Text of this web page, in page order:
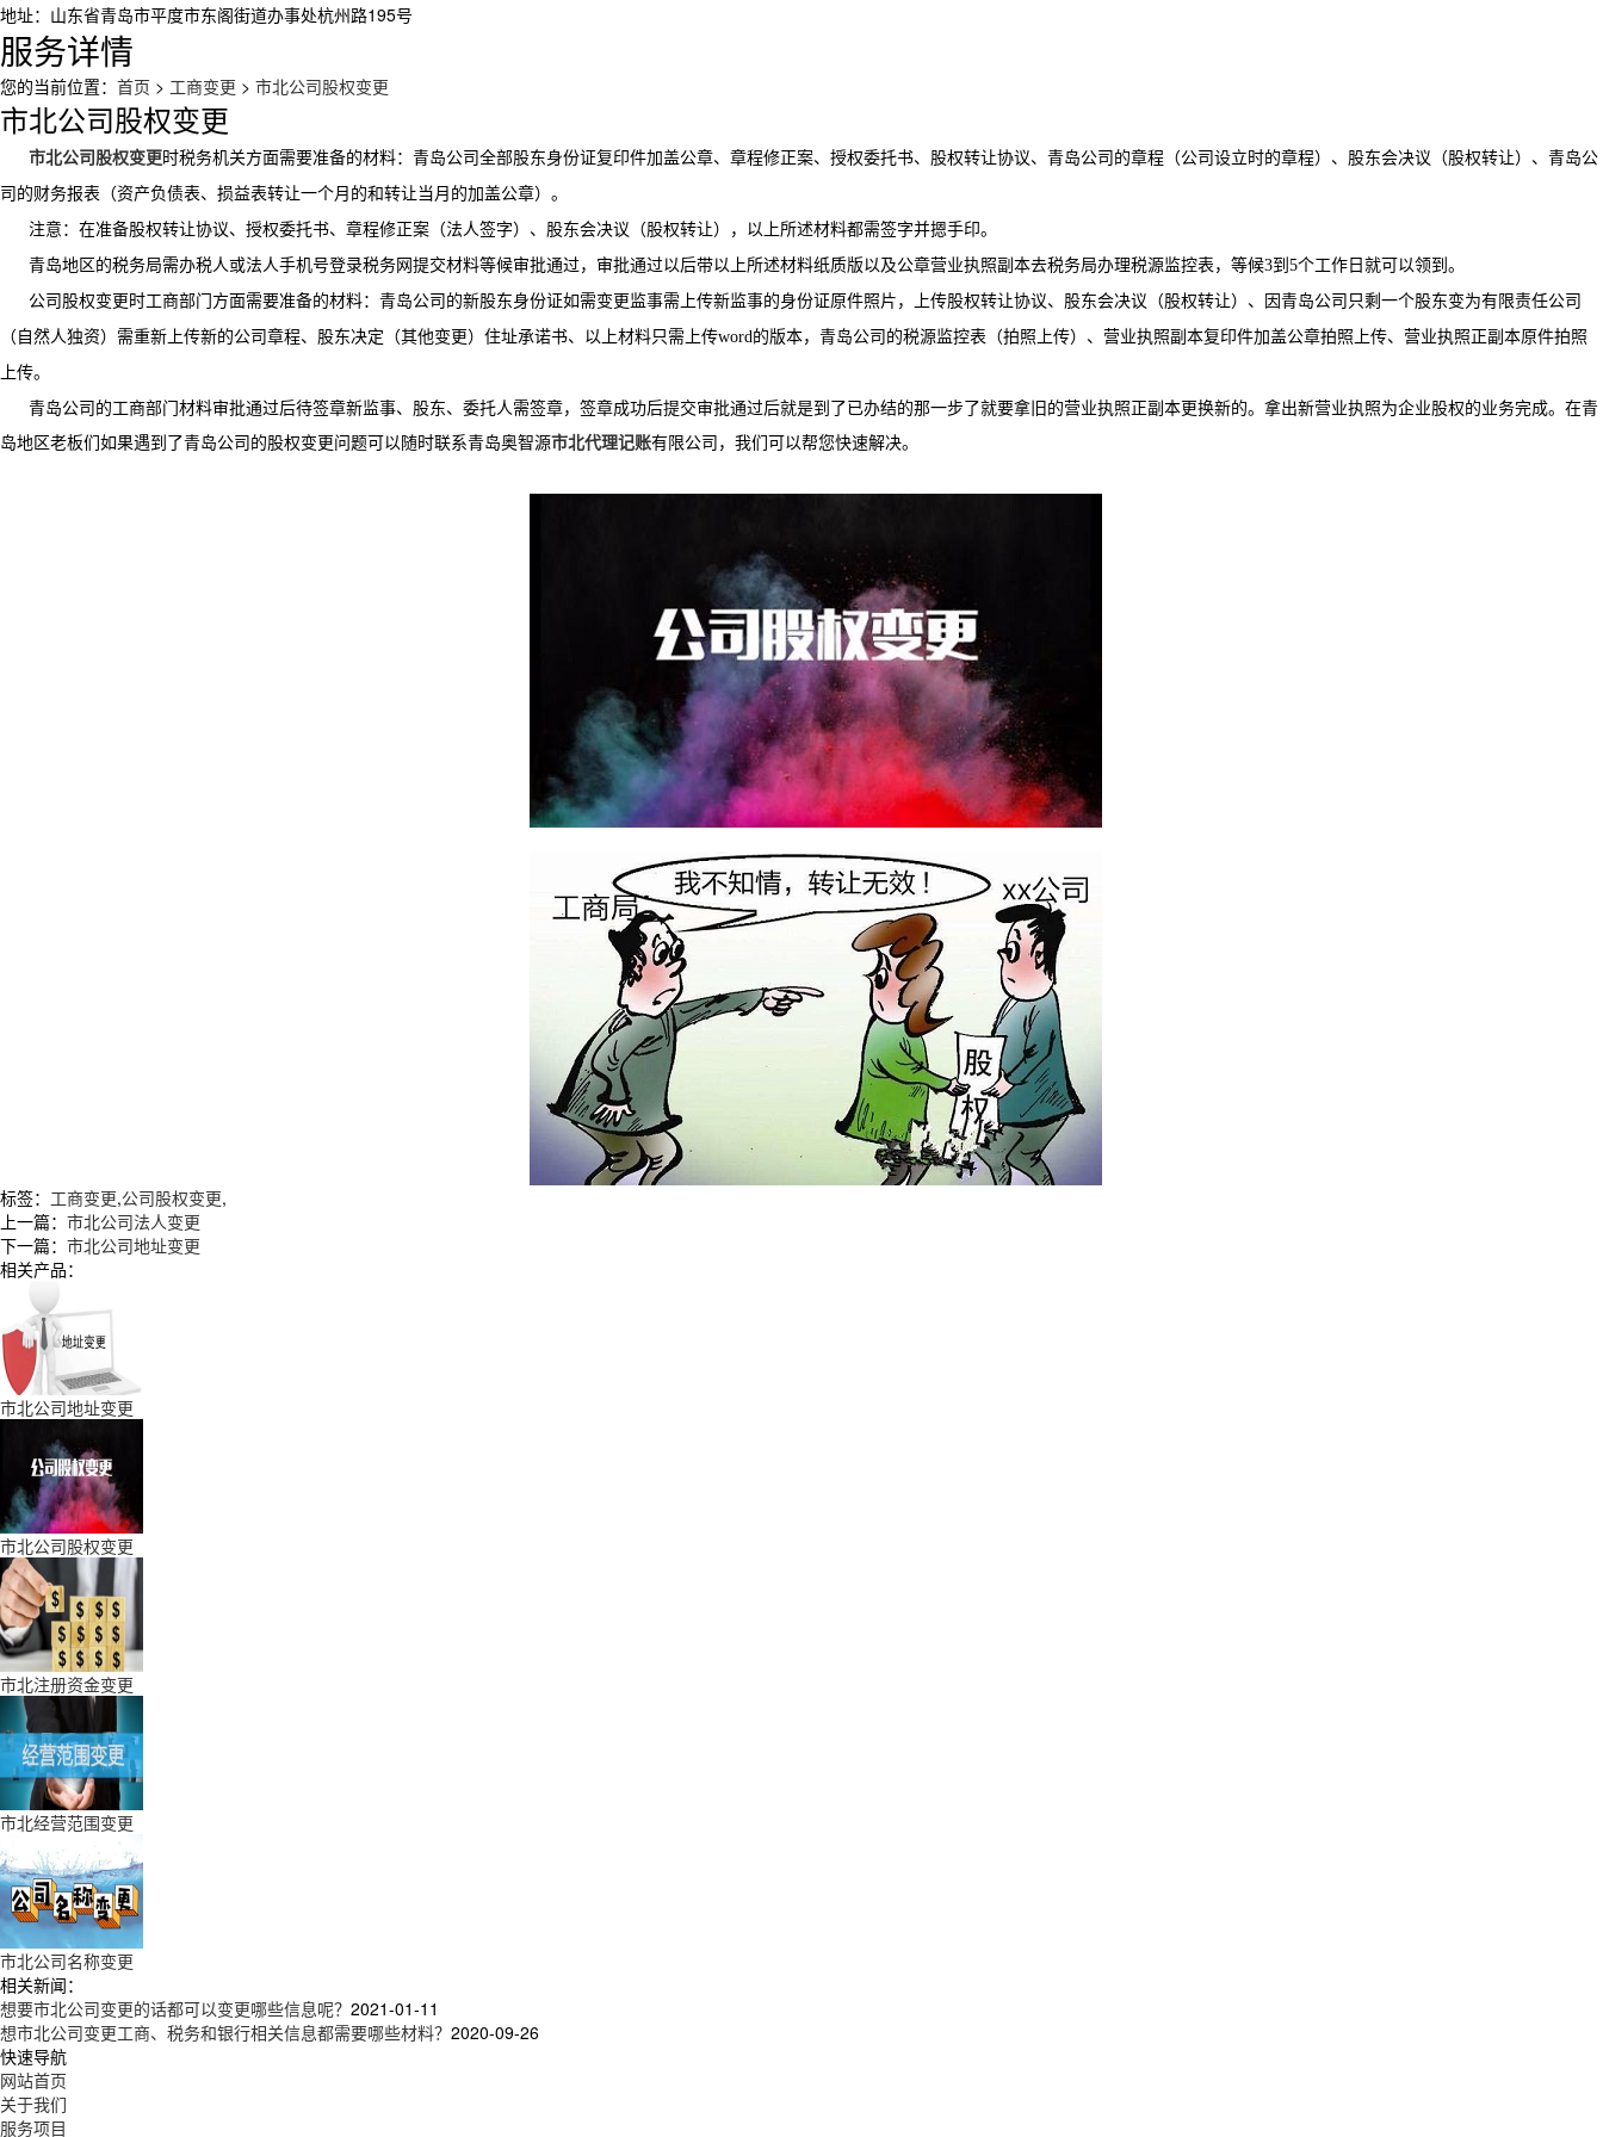
地址：山东省青岛市平度市东阁街道办事处杭州路195号
服务详情
您的当前位置： 首页 > 工商变更 > 市北公司股权变更
市北公司股权变更
市北公司股权变更 时税务机关方面需要准备的材料：青岛公司全部股东身份证复印件加盖公章、章程修正案、授权委托书、股权转让协议、青岛公司的章程（公司设立时的章程）、股东会决议（股权转让）、青岛公
司的财务报表（资产负债表、损益表转让一个月的和转让当月的加盖公章）。
注意：在准备股权转让协议、授权委托书、章程修正案（法人签字）、股东会决议（股权转让），以上所述材料都需签字并摁手印。
青岛地区的税务局需办税人或法人手机号登录税务网提交材料等候审批通过，审批通过以后带以上所述材料纸质版以及公章营业执照副本去税务局办理税源监控表，等候3到 5个工作日就可以领到。
公司股权变更时工商部门方面需要准备的材料：青岛公司的新股东身份证如需变更监事需上传新监事的身份证原件照片，上传股权转让协议、股东会决议（股权转让）、因青岛公司只剩一个股东变为有限责任公司
（自然人独资）需重新上传新的公司章程、股东决定（其他变更）住址承诺书、以上材料只需上传word的版本，青岛公司的税源监控表（拍照上传）、营业执照副本复印件加盖公章拍照上传、营业执照正副本原件拍照
上传。
青岛公司的工商部门材料审批通过后待签章新监事、股东、委托人需签章，签章成功后提交审批通过后就是到了已办结的那一步了就要拿旧的营业执照正副本更换新的。拿出新营业执照为企业股权的业务完成。在青
岛地区老板们如果遇到了青岛公司的股权变更问题可以随时联系青岛奥智源市北代理记账有限公司，我们可以帮您快速解决。
标签： 工商变更,公司股权变更,
上一篇： 市北公司法人变更
下一篇： 市北公司地址变更
相关产品：
市北公司地址变更
市北公司股权变更
市北注册资金变更
市北经营范围变更
市北公司名称变更
相关新闻：
想要市北公司变更的话都可以变更哪些信息呢？ 2021-01-11
想市北公司变更工商、税务和银行相关信息都需要哪些材料？ 2020-09-26
快速导航
网站首页
关于我们
服务项目